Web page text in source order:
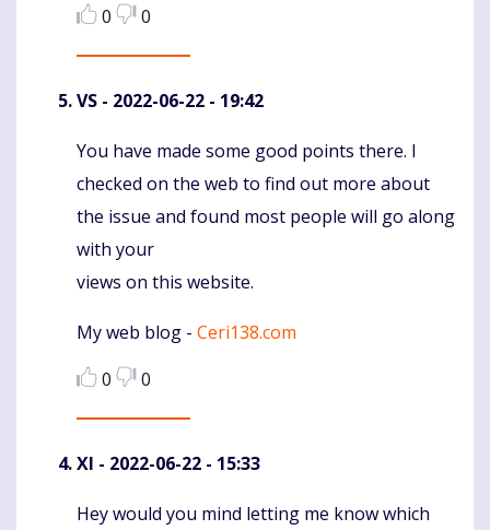
0
0
VS - 2022-06-22 - 19:42
Komentaras
You have made some good points there. I
checked on the web to find out more about
the issue and found most people will go along
with your
views on this website.
My web blog - Ceri138.com
0
0
XI - 2022-06-22 - 15:33
Komentaras
Hey would you mind letting me know which